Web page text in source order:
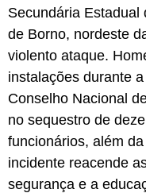
Secundária Estadual
de Borno, nordeste
violento ataque.
instalações durante
Conselho Nacional
no sequestro de
funcionários, além
incidente reacende
segurança e a